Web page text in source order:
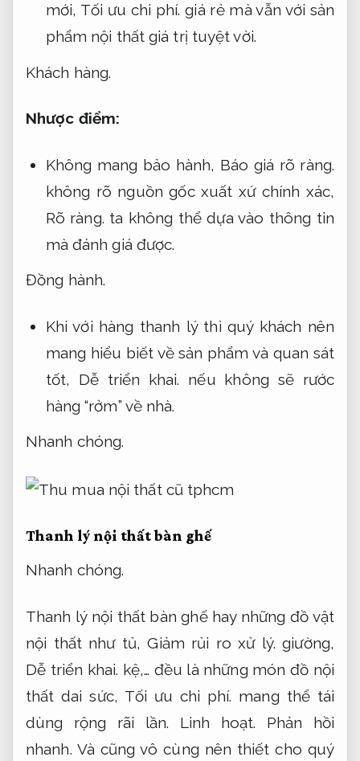
mới, Tối ưu chi phí. giá rẻ mà vẫn với sản
phẩm nội thất giá trị tuyệt vời.
Khách hàng.
Nhược điểm:
Không mang bảo hành, Báo giá rõ ràng.
không rõ nguồn gốc xuất xứ chính xác,
Rõ ràng. ta không thể dựa vào thông tin
mà đánh giá được.
Đồng hành.
Khi với hàng thanh lý thì quý khách nên
mang hiểu biết về sản phẩm và quan sát
tốt, Dễ triển khai. nếu không sẽ rước
hàng “rởm” về nhà.
Nhanh chóng.
Thanh lý nội thất bàn ghế
Nhanh chóng.
Thanh lý nội thất bàn ghế hay những đồ vật
nội thất như tủ,Giảm rủi ro xử lý. giường,
Dễ triển khai. kệ,… đều là những món đồ nội
thất dai sức, Tối ưu chi phí. mang thể tái
dùng rộng rãi lần. Linh hoạt.
Phản hồi
nhanh. Và cũng vô cùng nên thiết cho quý